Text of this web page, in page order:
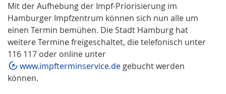
Mit der Aufhebung der Impf-Priorisierung im
Hamburger Impfzentrum können sich nun alle um
einen Termin bemühen. Die Stadt Hamburg hat
weitere Termine freigeschaltet, die telefonisch unter
116 117 oder online unter
www.impfterminservice.de gebucht werden
können.